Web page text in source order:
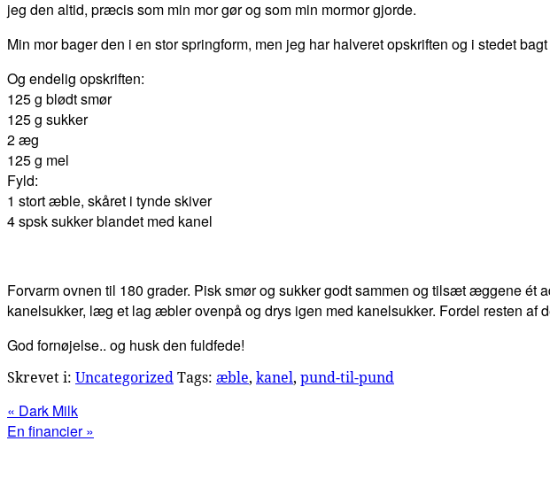
jeg den altid, præcis som min mor gør og som min mormor gjorde.
Min mor bager den i en stor springform, men jeg har halveret opskriften og i stedet
Og endelig opskriften:
125 g blødt smør
125 g sukker
2 æg
125 g mel
Fyld:
1 stort æble, skåret i tynde skiver
4 spsk sukker blandet med kanel
Forvarm ovnen til 180 grader. Pisk smør og sukker godt sammen og tilsæt æggene ét
kanelsukker, læg et lag æbler ovenpå og drys igen med kanelsukker. Fordel resten af
God fornøjelse.. og husk den fuldfede!
Skrevet i: Uncategorized Tags: æble, kanel, pund-til-pund
Previous
Post:
« Dark Milk
Next
En financier »